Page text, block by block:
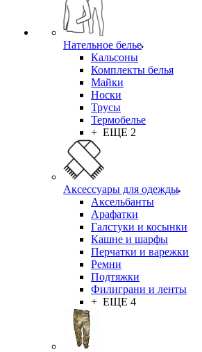
Нательное белье
Кальсоны
Комплекты белья
Майки
Носки
Трусы
Термобелье
+ ЕЩЕ 2
Аксессуары для одежды
Аксельбанты
Арафатки
Галстуки и косынки
Кашне и шарфы
Перчатки и варежки
Ремни
Подтяжки
Филиграни и ленты
+ ЕЩЕ 4